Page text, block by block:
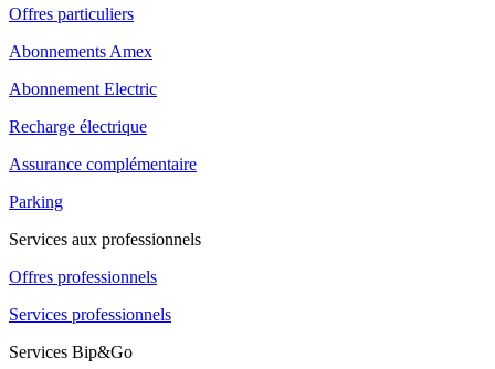
Offres particuliers
Abonnements Amex
Abonnement Electric
Recharge électrique
Assurance complémentaire
Parking
Services aux professionnels
Offres professionnels
Services professionnels
Services Bip&Go